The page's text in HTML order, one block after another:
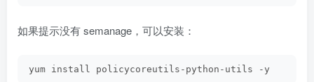
如果提示没有 semanage，可以安装：
yum install policycoreutils-python-utils -y